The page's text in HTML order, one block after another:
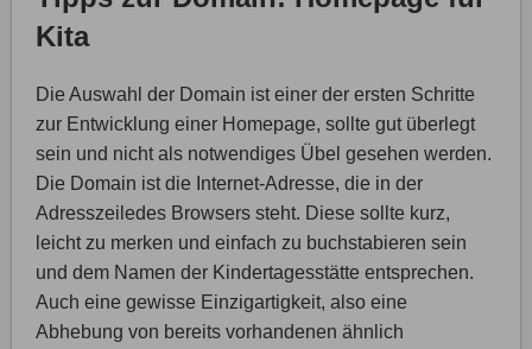
Kita
Die Auswahl der Domain ist einer der ersten Schritte
zur Entwicklung einer Homepage, sollte gut überlegt
sein und nicht als notwendiges Übel gesehen werden.
Die Domain ist die Internet-Adresse, die in der
Adresszeiledes Browsers steht. Diese sollte kurz,
leicht zu merken und einfach zu buchstabieren sein
und dem Namen der Kindertagesstätte entsprechen.
Auch eine gewisse Einzigartigkeit, also eine
Abhebung von bereits vorhandenen ähnlich